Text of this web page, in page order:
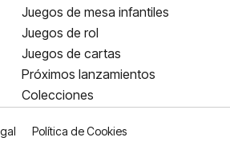
Juegos de mesa infantiles
Juegos de rol
Juegos de cartas
Próximos lanzamientos
Colecciones
Política de Cookies